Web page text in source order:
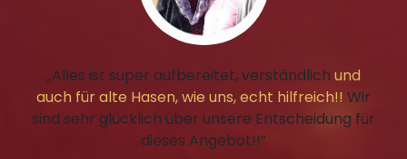
„Alles ist super aufbereitet, verständlich und
auch für alte Hasen, wie uns, echt hilfreich!! Wir
sind sehr glücklich über unsere Entscheidung für
dieses Angebot!!”